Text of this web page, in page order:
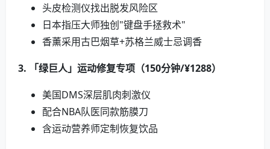
头皮检测仪找出脱发风险区
日本指压大师独创"键盘手拯救术"
香薰采用古巴烟草+苏格兰威士忌调香
3. 「绿巨人」运动修复专项（150分钟/¥1288）
美国DMS深层肌肉刺激仪
配合NBA队医同款筋膜刀
含运动营养师定制恢复饮品